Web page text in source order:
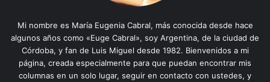
Mi nombre es María Eugenia Cabral, más conocida desde hace
algunos años como «Euge Cabral», soy Argentina, de la ciudad de
Córdoba, y fan de Luis Miguel desde 1982. Bienvenidos a mi
página, creada especialmente para que puedan encontrar mis
columnas en un solo lugar, seguir en contacto con ustedes, y